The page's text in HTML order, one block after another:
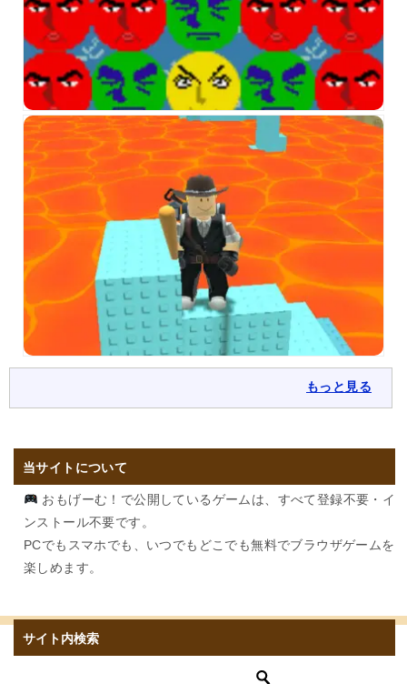
もっと見る
当サイトについて
おもげーむ！で公開しているゲームは、すべて登録不要・イ
ンストール不要です。
PCでもスマホでも、いつでもどこでも無料でブラウザゲームを
楽しめます。
サイト内検索